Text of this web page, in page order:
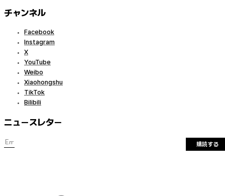
チャンネル
Facebook
Instagram
X
YouTube
Weibo
Xiaohongshu
TikTok
Bilibili
ニュースレター
購読する